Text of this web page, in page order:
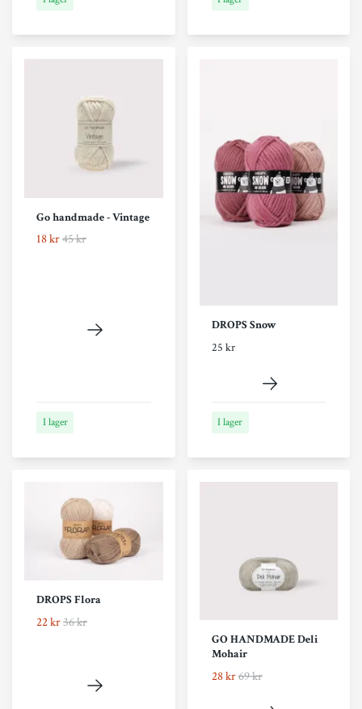
Go handmade - Vintage
18 kr45 kr
I lager
DROPS Snow
25 kr
I lager
DROPS Flora
22 kr36 kr
GO HANDMADE Deli
Mohair
28 kr69 kr